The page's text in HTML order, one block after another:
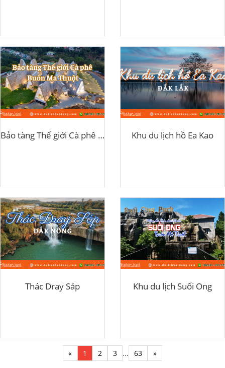
Bảo tàng Thế giới Cà phê Buôn Ma Thuột Khu du lịch hồ Ea Kao
Thác Dray Sáp Khu du lịch Suối Ong
« 1 2 3 ... 63 »